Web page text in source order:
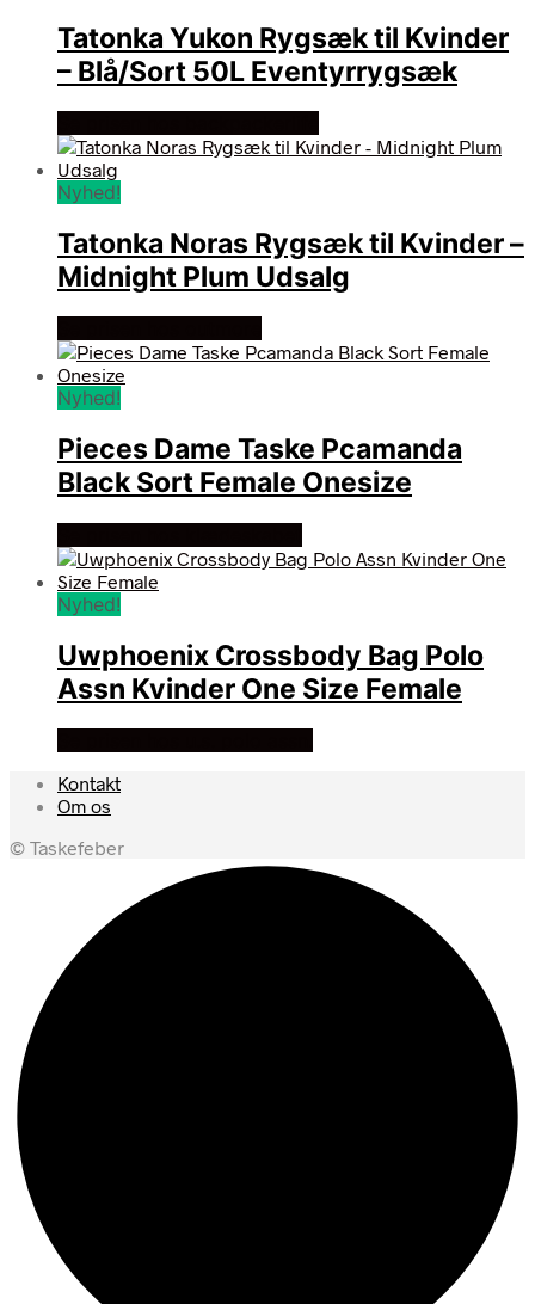
Tatonka Yukon Rygsæk til Kvinder
– Blå/Sort 50L Eventyrrygsæk
Nyhed!
Tatonka Noras Rygsæk til Kvinder –
Midnight Plum Udsalg
Nyhed!
Pieces Dame Taske Pcamanda
Black Sort Female Onesize
Nyhed!
Uwphoenix Crossbody Bag Polo
Assn Kvinder One Size Female
Kontakt
Om os
© Taskefeber